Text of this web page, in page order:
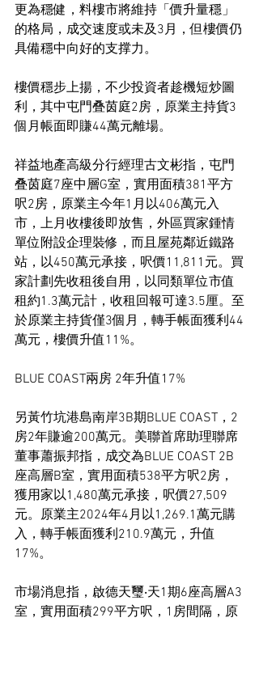
更為穩健，料樓市將維持「價升量穩」
的格局，成交速度或未及3月，但樓價仍
具備穩中向好的支撑力。
樓價穩步上揚，不少投資者趁機短炒圖
利，其中屯門叠茵庭2房，原業主持貨3
個月帳面即賺44萬元離場。
祥益地產高級分行經理古文彬指，屯門
叠茵庭7座中層G室，實用面積381平方
呎2房，原業主今年1月以406萬元入
市，上月收樓後即放售，外區買家鍾情
單位附設企理裝修，而且屋苑鄰近鐵路
站，以450萬元承接，呎價11,811元。買
家計劃先收租後自用，以同類單位市值
租約1.3萬元計，收租回報可達3.5厘。至
於原業主持貨僅3個月，轉手帳面獲利44
萬元，樓價升值11%。
BLUE COAST兩房 2年升值17%
另黃竹坑港島南岸3B期BLUE COAST，2
房2年賺逾200萬元。美聯首席助理聯席
董事蕭振邦指，成交為BLUE COAST 2B
座高層B室，實用面積538平方呎2房，
獲用家以1,480萬元承接，呎價27,509
元。原業主2024年4月以1,269.1萬元購
入，轉手帳面獲利210.9萬元，升值
17%。
市場消息指，啟德天璽‧天1期6座高層A3
室，實用面積299平方呎，1房間隔，原